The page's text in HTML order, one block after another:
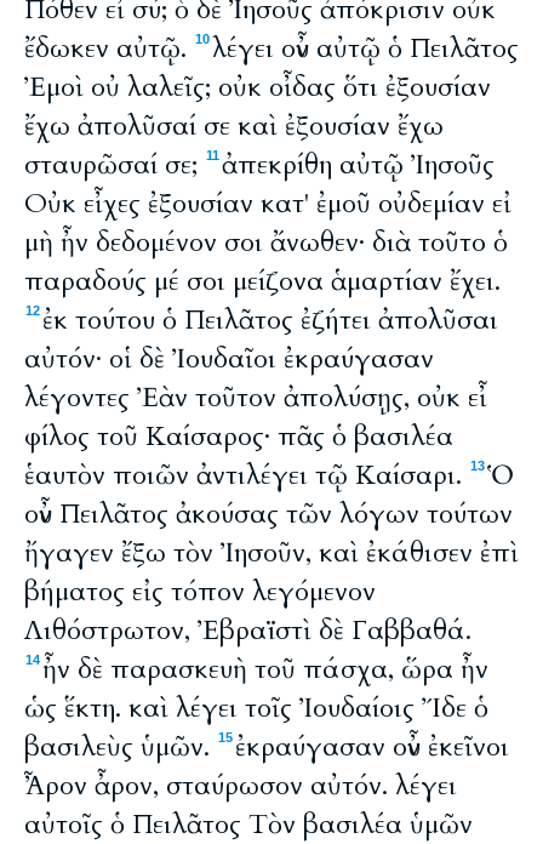
Πόθεν εἶ σύ; ὁ δὲ Ἰησοῦς ἀπόκρισιν οὐκ
ἔδωκεν αὐτῷ.
10λέγει οὖν αὐτῷ ὁ Πειλᾶτος
Ἐμοὶ οὐ λαλεῖς; οὐκ οἶδας ὅτι ἐξουσίαν
ἔχω ἀπολῦσαί σε καὶ ἐξουσίαν ἔχω
σταυρῶσαί σε;
11ἀπεκρίθη αὐτῷ Ἰησοῦς
Οὐκ εἶχες ἐξουσίαν κατ' ἐμοῦ οὐδεμίαν εἰ
μὴ ἦν δεδομένον σοι ἄνωθεν· διὰ τοῦτο ὁ
παραδούς μέ σοι μείζονα ἁμαρτίαν ἔχει.
12 ἐκ τούτου ὁ Πειλᾶτος ἐζήτει ἀπολῦσαι
αὐτόν· οἱ δὲ Ἰουδαῖοι ἐκραύγασαν
λέγοντες Ἐὰν τοῦτον ἀπολύσῃς, οὐκ εἶ
φίλος τοῦ Καίσαρος· πᾶς ὁ βασιλέα
ἑαυτὸν ποιῶν ἀντιλέγει τῷ Καίσαρι.
13Ὁ
οὖν Πειλᾶτος ἀκούσας τῶν λόγων τούτων
ἤγαγεν ἔξω τὸν Ἰησοῦν, καὶ ἐκάθισεν ἐπὶ
βήματος εἰς τόπον λεγόμενον
Λιθόστρωτον, Ἐβραϊστὶ δὲ Γαββαθά.
14ἦν δὲ παρασκευὴ τοῦ πάσχα, ὥρα ἦν
ὡς ἕκτη. καὶ λέγει τοῖς Ἰουδαίοις Ἴδε ὁ
βασιλεὺς ὑμῶν.
15 ἐκραύγασαν οὖν ἐκεῖνοι
Ἆρον ἆρον, σταύρωσον αὐτόν. λέγει
αὐτοῖς ὁ Πειλᾶτος Τὸν βασιλέα ὑμῶν